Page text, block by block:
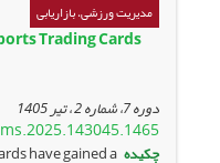
مدیریت ورزشی، بازاریابی
Trading Cards
دوره 7، شماره 2 ، تیر 1405
چکیده have gained a